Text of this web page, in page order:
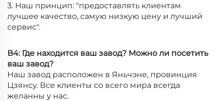
3. Наш принцип: "предоставлять клиентам
лучшее качество, самую низкую цену и лучший
сервис".
В4: Где находится ваш завод? Можно ли посетить
ваш завод?
Наш завод расположен в Яньчэне, провинция
Цзянсу. Все клиенты со всего мира всегда
желанны у нас.